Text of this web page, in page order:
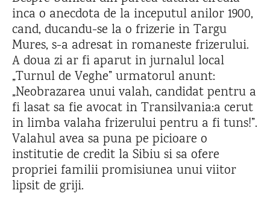
inca o anecdota de la inceputul anilor 1900,
cand, ducandu-se la o frizerie in Targu
Mures, s-a adresat in romaneste frizerului.
A doua zi ar fi aparut in jurnalul local
„Turnul de Veghe” urmatorul anunt:
„Neobrazarea unui valah, candidat pentru a
fi lasat sa fie avocat in Transilvania:a cerut
in limba valaha frizerului pentru a fi tuns!”.
Valahul avea sa puna pe picioare o
institutie de credit la Sibiu si sa ofere
propriei familii promisiunea unui viitor
lipsit de griji.